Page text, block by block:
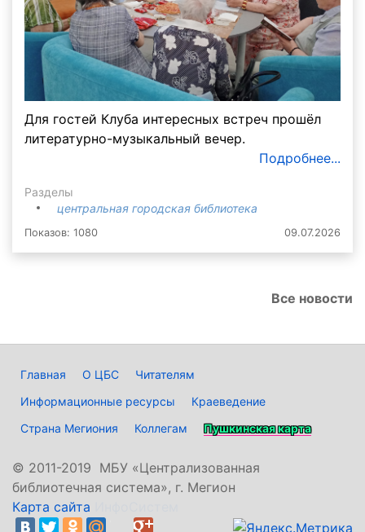
Для гостей Клуба интересных встреч прошёл
литературно-музыкальный вечер.
Подробнее...
Разделы
центральная городская библиотека
Показов: 1080 09.07.2026
Все новости
Главная О ЦБС
Читателям
Информационные ресурсы
Краеведение
Страна Мегиония
Коллегам Пушкинская карта
© 2011-2019 МБУ «Централизованная
библиотечная система», г. Мегион
Карта сайта